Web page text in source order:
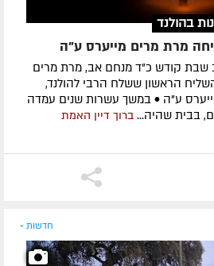
בהולנד
מרת מרים מייערס ע"ה
ערב שבת קודש כ"ד מנחם אב, מרת מרים
הראשון ששלח הרבי להולנד,
ע"ה • במשך עשרות שנים עמדה
בבית שהיה... ברוך דיין האמת
חדשות »